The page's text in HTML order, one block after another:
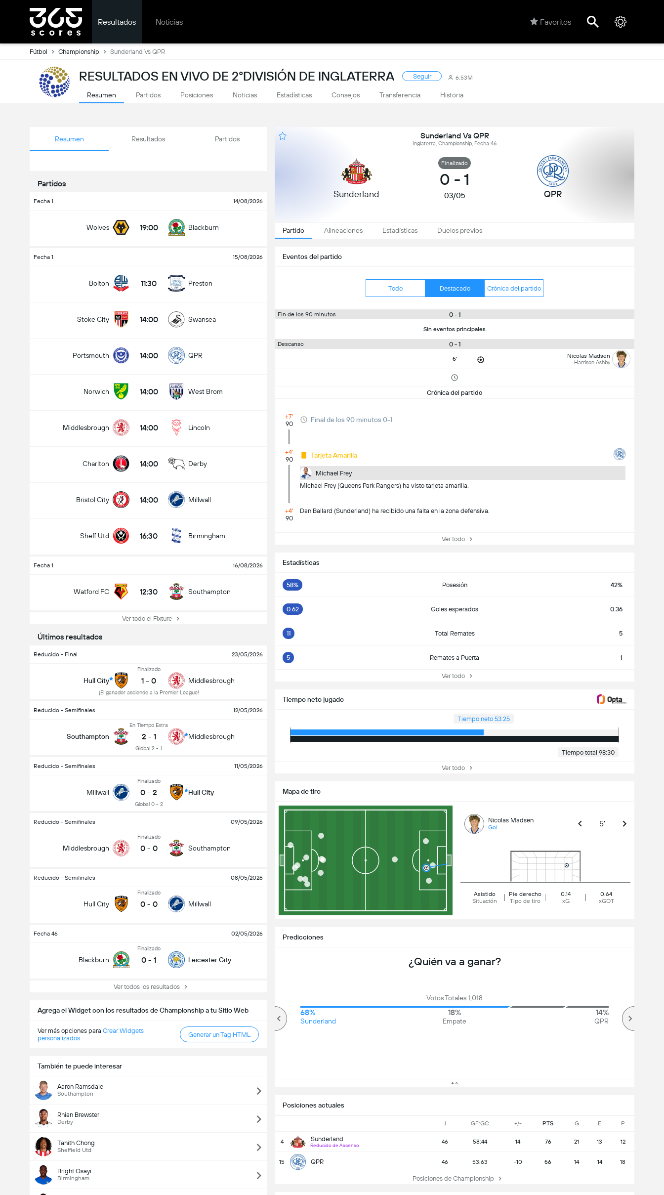
Resultados Noticias Favoritos
Fútbol Championship Sunderland Vs QPR
RESULTADOS EN VIVO DE 2°DIVISIÓN DE INGLATERRA Seguir 6.53M
Resumen Partidos Posiciones Noticias Estadísticas Consejos Transferencia Historia
Resumen Resultados Partidos
Partidos
Fecha 1 14/08/2026
Wolves 19:00 Blackburn
Fecha 1 15/08/2026
Bolton 11:30 Preston
Stoke City 14:00 Swansea
Portsmouth 14:00 QPR
Norwich 14:00 West Brom
Middlesbrough 14:00 Lincoln
Charlton 14:00 Derby
Bristol City 14:00 Millwall
Sheff Utd 16:30 Birmingham
Fecha 1 16/08/2026
Watford FC 12:30 Southampton
Ver todo el Fixture
Últimos resultados
Reducido - Final 23/05/2026
Hull City
Finalizado
1 - 0
¡El ganador asciende a la Premier League!
Middlesbrough
Reducido - Semifinales 12/05/2026
Southampton
En Tiempo Extra
2 - 1
Global 2 - 1
Middlesbrough
Reducido - Semifinales 11/05/2026
Millwall
Finalizado
0 - 2
Global 0 - 2
Hull City
Reducido - Semifinales 09/05/2026
Middlesbrough
Finalizado
0 - 0 Southampton
Reducido - Semifinales 08/05/2026
Hull City
Finalizado
0 - 0 Millwall
Fecha 46 02/05/2026
Blackburn
Finalizado
0 - 1 Leicester City
Ver todos los resultados
Agrega el Widget con los resultados de Championship a tu Sitio Web
Ver más opciones para Crear Widgets
personalizados
Generar un Tag HTML
También te puede interesar
Aaron Ramsdale
Southampton
Rhian Brewster
Derby
Tahith Chong
Sheffield Utd
Bright Osayi
Birmingham
Sunderland Vs QPR
Inglaterra, Championship, Fecha 46
Sunderland
Finalizado
0 - 1
03/05 QPR
Partido Alineaciones Estadísticas Duelos previos
Eventos del partido
Todo Destacado Crónica del partido
Fin de los 90 minutos 0 - 1
Sin eventos principales
Descanso 0 - 1
5' Nicolas Madsen
Harrison Ashby
Crónica del partido
+7'
90
Final de los 90 minutos 0-1
+4'
90
Tarjeta Amarilla
Michael Frey
Michael Frey (Queens Park Rangers) ha visto tarjeta amarilla.
+4'
90
Dan Ballard (Sunderland) ha recibido una falta en la zona defensiva.
Ver todo
Estadísticas
58% Posesión 42%
0.62 Goles esperados 0.36
11 Total Remates 5
5 Remates a Puerta 1
Ver todo
Tiempo neto jugado
Tiempo neto 53:25
Tiempo total 98:30
Ver todo
Mapa de tiro
Nicolas Madsen
Gol 5'
Asistido
Situación
Pie derecho
Tipo de tiro
0.14
xG
0.64
xGOT
Posiciones actuales
J GF:GC +/- PTS G E P
4 Sunderland
Reducido de Ascenso
46 58:44 14 76 21 13 12
15 QPR 46 53:63 -10 56 14 14 18
Posiciones de Championship
Predicciones
¿Quién va a ganar?
Votos Totales 1,018
68%
Sunderland
18%
Empate
14%
QPR
Goles en el partido (2.5)
77%